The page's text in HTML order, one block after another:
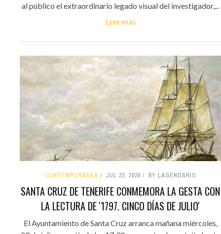
al público el extraordinario legado visual del investigador,...
Leer más
CONTEMPORÁNEA JUL 22, 2026 BY LAGENDARIO
SANTA CRUZ DE TENERIFE CONMEMORA LA GESTA CON
LA LECTURA DE '1797. CINCO DÍAS DE JULIO'
El Ayuntamiento de Santa Cruz arranca mañana miércoles,